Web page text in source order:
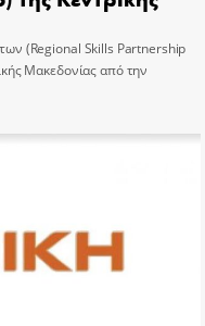
(Regional Skills Partnership
Μακεδονίας από την